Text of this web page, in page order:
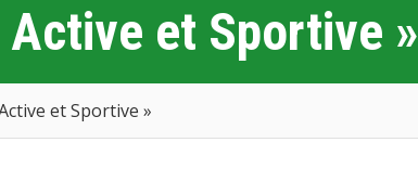
et Sportive »
et Sportive »